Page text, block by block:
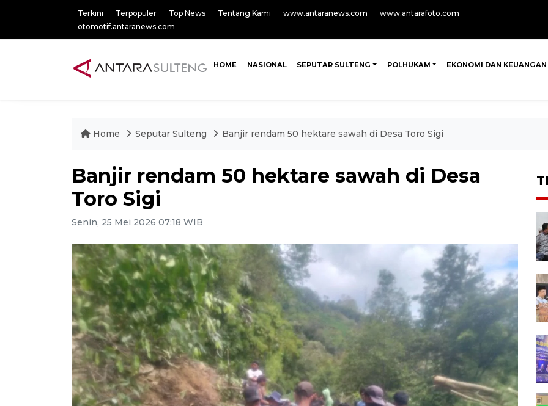
Terkini Terpopuler Top News Tentang Kami www.antaranews.com
www.antarafoto.com
otomotif.antaranews.com
HOME NASIONAL SEPUTAR SULTENG POLHUKAM EKONOMI DAN KEUANGAN
Home Seputar Sulteng Banjir rendam 50 hektare sawah di Desa Toro Sigi
Banjir rendam 50 hektare sawah di Desa
Toro Sigi
Senin, 25 Mei 2026 07:18 WIB